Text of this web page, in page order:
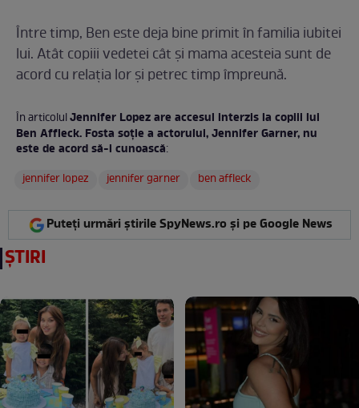
Între timp, Ben este deja bine primit în familia iubitei
lui. Atât copiii vedetei cât și mama acesteia sunt de
acord cu relația lor și petrec timp împreună.
În articolulJennifer Lopez are accesul interzis la copiii lui
Ben Affleck. Fosta soție a actorului, Jennifer Garner, nu
este de acord să-i cunoască:
jennifer lopez
jennifer garner ben affleck
Puteți urmări știrile SpyNews.ro și pe Google News
ȘTIRI